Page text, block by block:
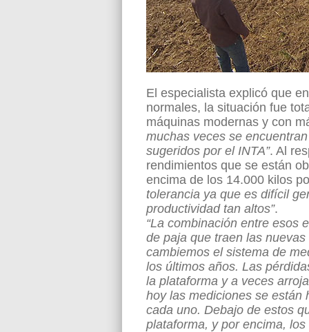
El especialista explicó que
normales, la situación fue
máquinas modernas y con
muchas veces se
sugeridos por el INTA”. Al
rendimientos que se están
encima de los 14.000 kilos
tolerancia ya que es difícil
productividad tan altos”.
“La combinación entre esos
de paja que traen las
cambiemos el sistema de
los últimos años. Las
la plataforma y a veces
hoy las mediciones se están
cada uno. Debajo de estos
plataforma, y por encima,